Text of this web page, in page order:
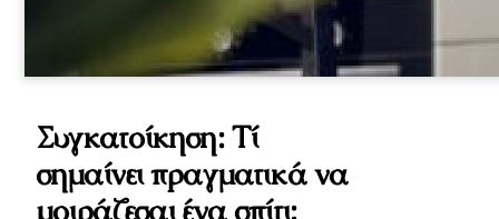
Συγκατοίκηση: Τί
σημαίνει πραγματικά να
μοιράζεσαι ένα σπίτι;